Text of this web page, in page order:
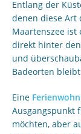
Entlang der
denen diese Art
Maartenszee ist
direkt hinter
und
Badeorten
Eine
Ausgangspunkt
möchten, aber